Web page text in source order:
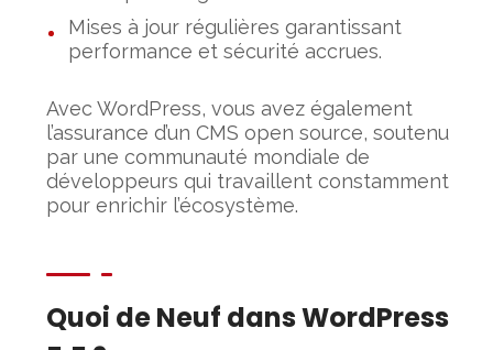
Mises à jour régulières garantissant
performance et sécurité accrues.
Avec WordPress, vous avez également
l’assurance d’un CMS open source, soutenu
par une communauté mondiale de
développeurs qui travaillent constamment
pour enrichir l’écosystème.
Quoi de Neuf dans WordPress